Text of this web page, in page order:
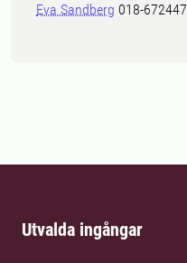
Eva Sandberg 018-672447
Utvalda ingångar